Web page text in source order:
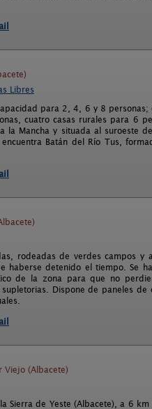
Libres
para 2, 4, 6 y 8 personas;
cuatro casas rurales para 6
la Mancha y situada al suroeste
Batán del Río Tus,
rodeadas de verdes campos y
detenido el tiempo. Se
de la zona para que no
Dispone de paneles de
Viejo (Albacete)
Sierra de Yeste (Albacete), a 6